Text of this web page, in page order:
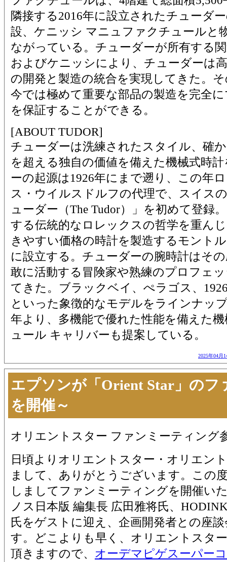
隣接する2016年に設立されたチューダ
設、ケニッシ マニュファクチュールと
ながっている。チューダーが所有する
およびケニッシにより、チューダーは
の開発と製造の統合を実現してきた。
今では極めて重要な部品の製造を完全
を保証することができる。
[ABOUT TUDOR]
チューダーは洗練されたスタイル、確
を超える独自の価値を備えた機械式時
ーの起源は1926年にまで遡り、この年
ス・ウイルスドルフの代理で、スイス
ューダー（The Tudor）」を初めて登録
する伝統的なロレックスの哲学を重ん
きやすい価格の時計を製造するモント
に設立する。チューダーの腕時計はそ
敢に活動する冒険家や熟練のプロフェ
てきた。ブラックベイ、ぺラゴス、
といった象徴的なモデルをラインナッ
年より、多機能で優れた性能を備えた
ュール キャリバーも提案している。
2025年04月
エプソンが「Orient Star」のフ
を開催～
オリエントスター ファンミーティング
日頃よりオリエントスター・オリエン
まして、ありがとうございます。この
しましてファンミーティングを開催い
ノス日本版 編集長 広田雅将氏、
氏をゲストに迎え、企画開発者との座
す。どこよりも早く、オリエントスタ
頂きますので、 オーデマピゲスーパー